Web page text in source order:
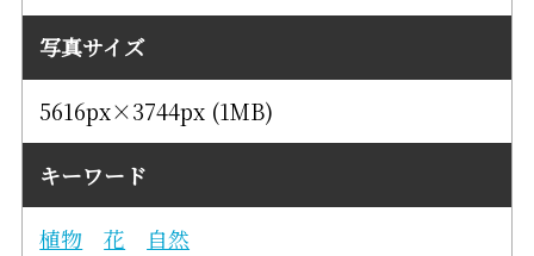
写真サイズ
5616px×3744px (1MB)
キーワード
植物 花 自然